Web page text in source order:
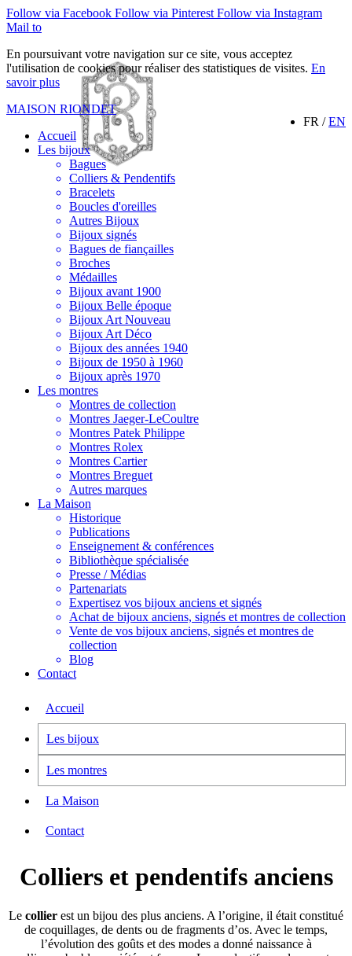
Follow via Facebook Follow via Pinterest Follow via Instagram
Mail to
En poursuivant votre navigation sur ce site, vous acceptez
l'utilisation de cookies pour réaliser des statistiques de visites. En
savoir plus
FR /EN
MAISON RIONDET
Accueil
Les bijoux
Bagues
Colliers & Pendentifs
Bracelets
Boucles d'oreilles
Autres Bijoux
Bijoux signés
Bagues de fiançailles
Broches
Médailles
Bijoux avant 1900
Bijoux Belle époque
Bijoux Art Nouveau
Bijoux Art Déco
Bijoux des années 1940
Bijoux de 1950 à 1960
Bijoux après 1970
Les montres
Montres de collection
Montres Jaeger-LeCoultre
Montres Patek Philippe
Montres Rolex
Montres Cartier
Montres Breguet
Autres marques
La Maison
Historique
Publications
Enseignement & conférences
Bibliothèque spécialisée
Presse / Médias
Partenariats
Expertisez vos bijoux anciens et signés
Achat de bijoux anciens, signés et montres de collection
Vente de vos bijoux anciens, signés et montres de
collection
Blog
Contact
Accueil
Les bijoux
Les montres
La Maison
Contact
Colliers et pendentifs anciens
Le collier est un bijou des plus anciens. A l’origine, il était constitué
de coquillages, de dents ou de fragments d’os. Avec le temps,
l’évolution des goûts et des modes a donné naissance à